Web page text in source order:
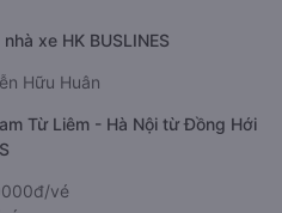
xe HK BUSLINES
Hữu Huân
Từ Liêm - Hà Nội từ Đồng Hới
vé